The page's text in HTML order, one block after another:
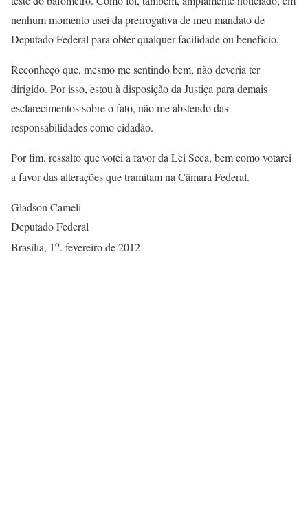
nenhum momento usei da prerrogativa de meu mandato de
Deputado Federal para obter qualquer facilidade ou benefício.
Reconheço que, mesmo me sentindo bem, não deveria ter
dirigido. Por isso, estou à disposição da Justiça para demais
esclarecimentos sobre o fato, não me abstendo das
responsabilidades como cidadão.
Por fim, ressalto que votei a favor da Lei Seca, bem como votarei
a favor das alterações que tramitam na Câmara Federal.
Gladson Cameli
Deputado Federal
Brasília, 1o. fevereiro de 2012